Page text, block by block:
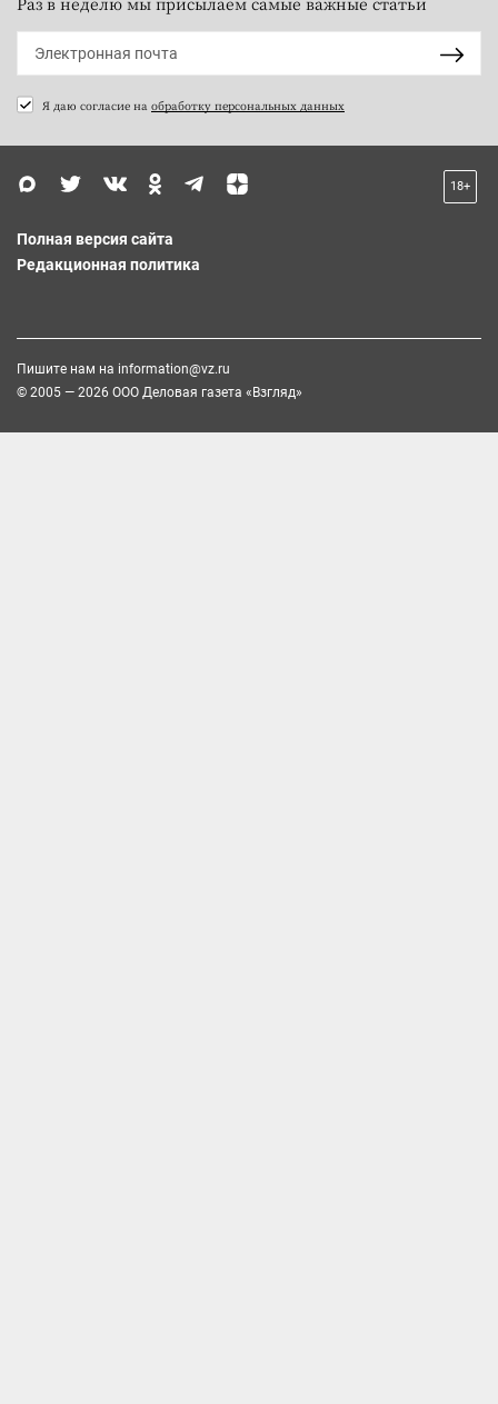
Я даю согласие на обработку персональных данных
18+
Полная версия сайта
Редакционная политика
Пишите нам на information@vz.ru
© 2005 — 2026 ООО Деловая газета «Взгляд»